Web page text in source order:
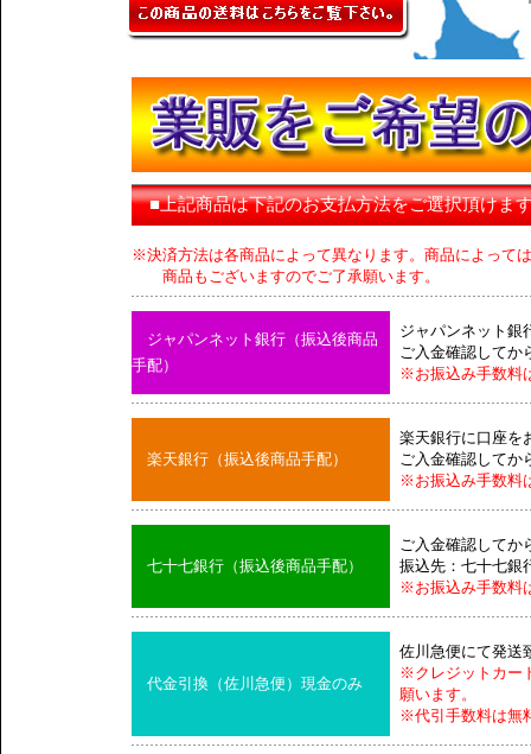
■上記商品は下記のお支払方法をご選択頂けま
※決済方法は各商品によって異なります。商品によって
商品もございますのでご了承願います。
ジャパンネット銀行（振込後商品
手配）
ジャパンネット銀
ご入金確認してか
※お振込み手数料
楽天銀行（振込後商品手配）
楽天銀行に口座を
ご入金確認してか
※お振込み手数料
七十七銀行（振込後商品手配）
ご入金確認してか
振込先：七十七銀
※お振込み手数料
代金引換（佐川急便）現金のみ
佐川急便にて発送
※クレジットカー
願います。
※代引手数料は無